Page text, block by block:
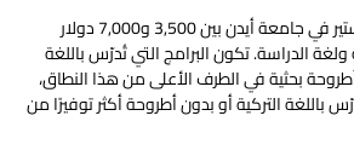
5,000.00$
4,750.00$
5,000.00$
4,750.00$
10%
تتراوح رسوم برامج الماجستير في جامعة أيدن بين 3,500 و7,000 دولار
الدراسة. تكون البرامج التي تُدرّس باللغة
بحثية في الطرف الأعلى من هذا النطاق،
باللغة التركية أو بدون أطروحة أكثر توفيرًا من